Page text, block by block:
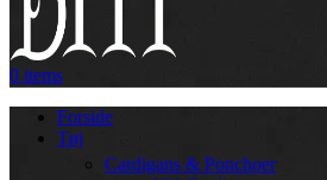
0 items
Forside
Tøj
Cardigans & Ponchoer